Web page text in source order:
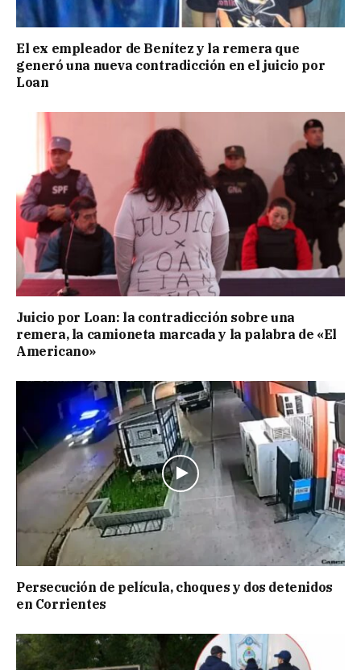
El ex empleador de Benítez y la remera que
generó una nueva contradicción en el juicio por
Loan
Juicio por Loan: la contradicción sobre una
remera, la camioneta marcada y la palabra de «El
Americano»
Persecución de película, choques y dos detenidos
en Corrientes